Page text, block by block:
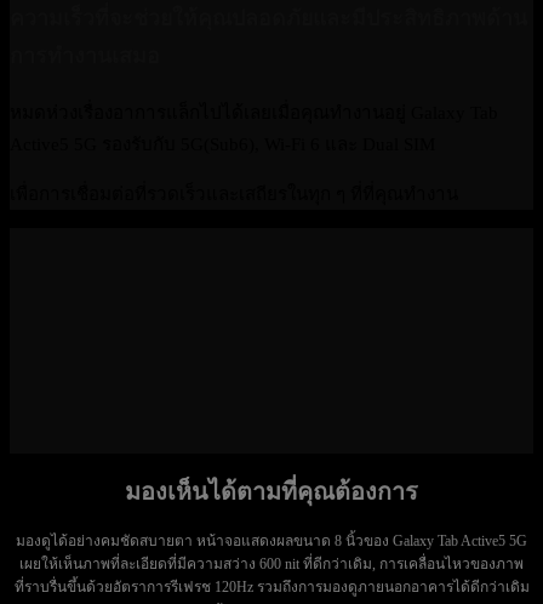
มองเห็นได้ตามที่คุณต้องการ
มองดูได้อย่างคมชัดสบายตา หน้าจอแสดงผลขนาด 8 นิ้วของ Galaxy Tab Active5 5G
เผยให้เห็นภาพที่ละเอียดที่มีความสว่าง 600 nit ที่ดีกว่าเดิม, การเคลื่อนไหวของภาพ
ที่ราบรื่นขึ้นด้วยอัตราการรีเฟรช 120Hz รวมถึงการมองดูภายนอกอาคารได้ดีกว่าเดิม